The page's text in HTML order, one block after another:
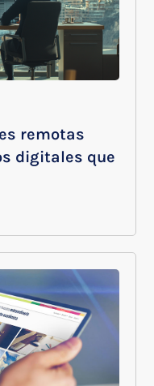
remotas
digitales que